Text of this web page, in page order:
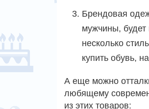
Брендовая
мужчины, будет
несколько
купить обувь,
А еще можно
любящему
из этих товаров: